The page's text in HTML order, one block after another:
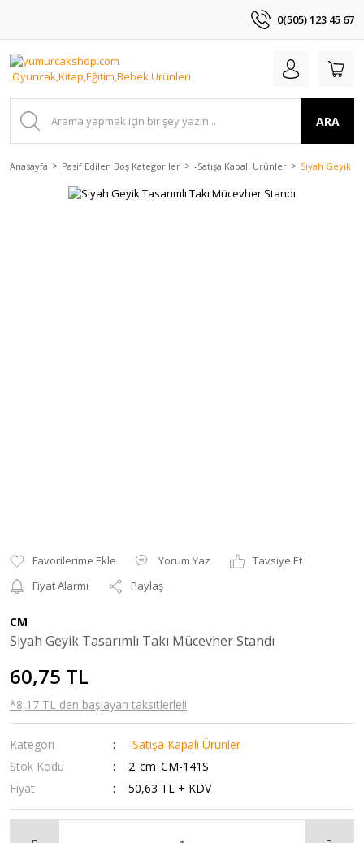
0(505) 123 45 67
ARA
Anasayfa Pasif Edilen Boş Kategoriler -Satışa Kapalı Ürünler Siyah Geyik
Yorum Yaz
Tavsiye Et
Fiyat Alarmı
Paylaş
CM
Siyah Geyik Tasarımlı Takı Mücevher Standı
60,75 TL
*8,17 TL den başlayan taksitlerle!!
Kategori
-Satışa Kapalı Ürünler
Stok Kodu
2_cm_CM-141S
Fiyat
50,63 TL + KDV